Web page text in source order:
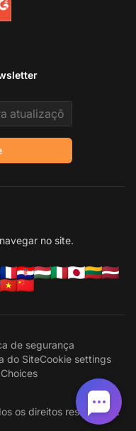
no site.
de segurança
do SiteCookie settings
os direitos reservados.